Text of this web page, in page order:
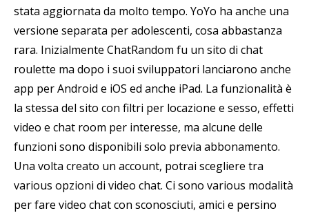
stata aggiornata da molto tempo. YoYo ha anche una
versione separata per adolescenti, cosa abbastanza
rara. Inizialmente ChatRandom fu un sito di chat
roulette ma dopo i suoi sviluppatori lanciarono anche
app per Android e iOS ed anche iPad. La funzionalità è
la stessa del sito con filtri per locazione e sesso, effetti
video e chat room per interesse, ma alcune delle
funzioni sono disponibili solo previa abbonamento.
Una volta creato un account, potrai scegliere tra
various opzioni di video chat. Ci sono various modalità
per fare video chat con sconosciuti, amici e persino